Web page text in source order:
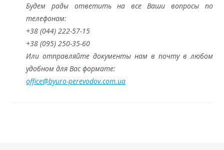
Будем рады ответить на все Ваши вопросы по
телефонам:
+38 (044) 222-57-15
+38 (095) 250-35-60
Или отправляйте документы нам в почту в любом
удобном для Вас формате:
office@byuro-perevodov.com.ua